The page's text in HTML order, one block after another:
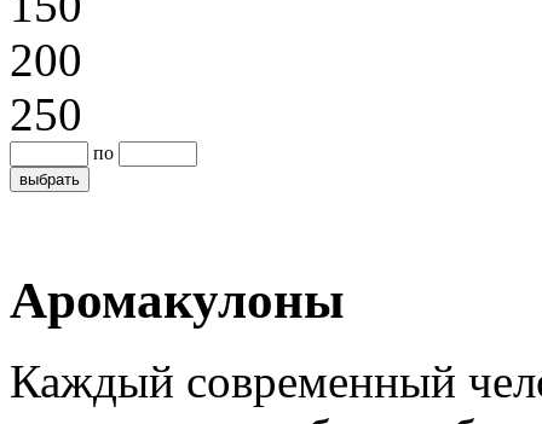
200
250
по
Аромакулоны
Каждый современный